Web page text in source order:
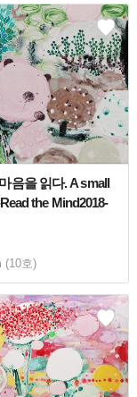
음을 읽다. A small
the Mind2018-
(10호)